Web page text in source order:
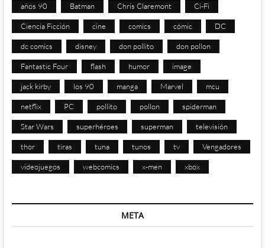
años 90 Batman Chris Claremont Ci-Fi
Ciencia Ficción cine comics cómic DC
dc comics disney don pollito don pollon
Fantastic Four flash humor image
jack kirby los 90 manga Marvel mcu
netflix PC pollito pollon spiderman
Star Wars superhéroes superman televisión
thor tiras tuna tunos tv Vengadores
videojuegos webcomics x-men xbox
META